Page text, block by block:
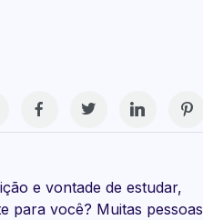
e vontade de estudar,
para você? Muitas pessoas